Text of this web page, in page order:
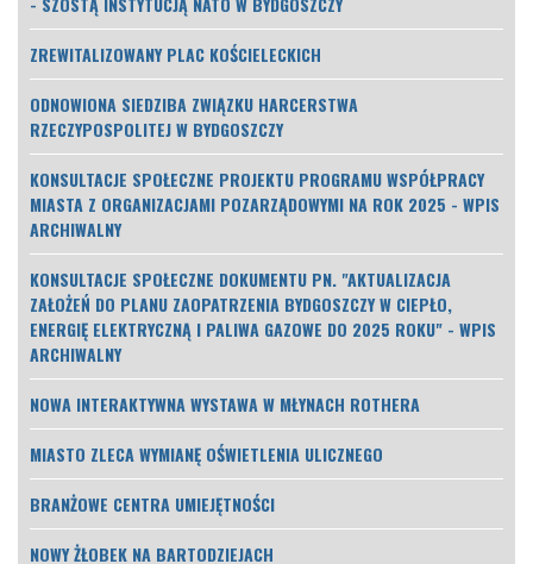
ZREWITALIZOWANY PLAC KOŚCIELECKICH
ODNOWIONA SIEDZIBA ZWIĄZKU HARCERSTWA
RZECZYPOSPOLITEJ W BYDGOSZCZY
KONSULTACJE SPOŁECZNE PROJEKTU PROGRAMU WSPÓŁPRACY
MIASTA Z ORGANIZACJAMI POZARZĄDOWYMI NA ROK 2025 - WPIS
ARCHIWALNY
KONSULTACJE SPOŁECZNE DOKUMENTU PN. "AKTUALIZACJA
ZAŁOŻEŃ DO PLANU ZAOPATRZENIA BYDGOSZCZY W CIEPŁO,
ENERGIĘ ELEKTRYCZNĄ I PALIWA GAZOWE DO 2025 ROKU" - WPIS
ARCHIWALNY
NOWA INTERAKTYWNA WYSTAWA W MŁYNACH ROTHERA
MIASTO ZLECA WYMIANĘ OŚWIETLENIA ULICZNEGO
BRANŻOWE CENTRA UMIEJĘTNOŚCI
NOWY ŻŁOBEK NA BARTODZIEJACH